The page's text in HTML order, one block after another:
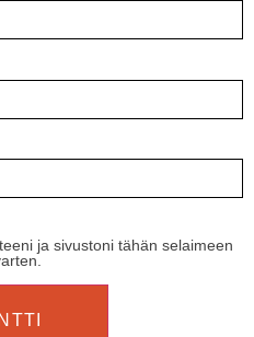
ja sivustoni tähän selaimeen